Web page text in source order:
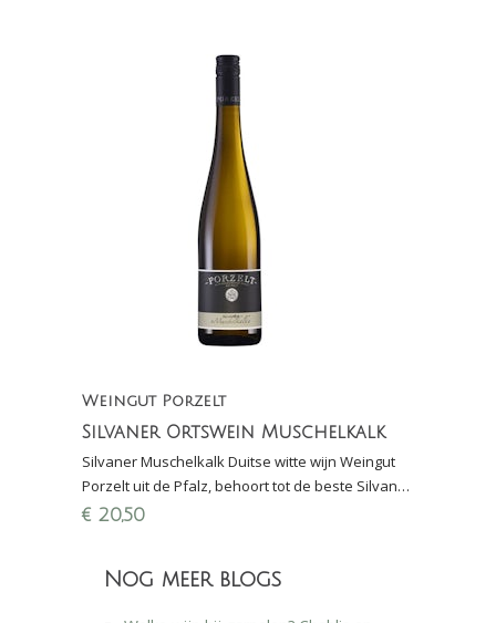
Weingut Porzelt
Silvaner Ortswein Muschelkalk
Silvaner Muschelkalk Duitse witte wijn Weingut
Porzelt uit de Pfalz, behoort tot de beste Silvaner
van Duitsland, 3e plek Perswijn Wijnconcours
€ 20,50
Nog meer blogs